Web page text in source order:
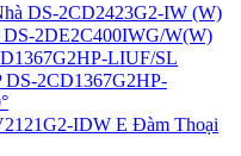
DS-2CD2423G2-IW (W)
DS-2DE2C400IWG/W(W)
LIUF/SL
DS-2CD1367G2HP-
IDW E Đàm Thoại